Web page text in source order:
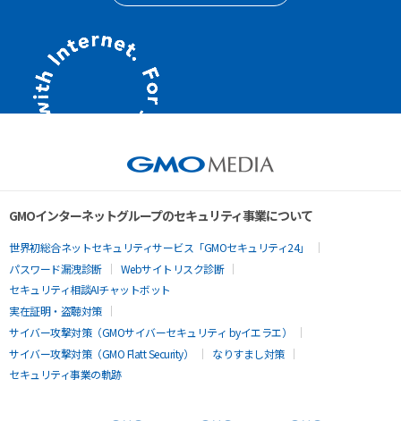
GMOインターネットグループのセキュリティ事業について
世界初総合ネットセキュリティサービス「GMOセキュリティ24」
パスワード漏洩診断
Webサイトリスク診断
セキュリティ相談AIチャットボット
実在証明・盗聴対策
サイバー攻撃対策（GMOサイバーセキュリティ byイエラエ）
サイバー攻撃対策（GMO Flatt Security）
なりすまし対策
セキュリティ事業の軌跡